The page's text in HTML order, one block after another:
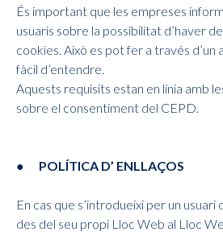
És important que les empreses
usuaris sobre la possibilitat d’haver
cookies. Això es pot fer a través d’un
fàcil d’entendre.
Aquests requisits estan en línia amb
sobre el consentiment del CEPD.
● POLÍTICA D’ ENLLAÇOS
En cas que s’introdueixi per un usuari
des del seu propi Lloc Web al Lloc